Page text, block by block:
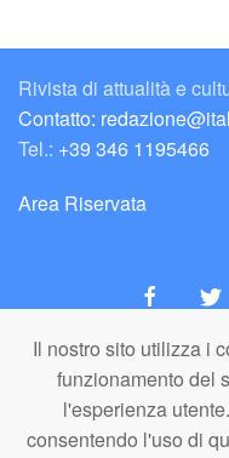
Il nostro sito utilizza i
funzionamento del
l'esperienza
consentendo l'uso di
Rivista di attualità e
Contatto:
Tel.: +39 346 1195466
Area Riservata
italiaNATURISTA
Editore e Redazione
A.N.ITA. Associazione
C.F. 80203710159